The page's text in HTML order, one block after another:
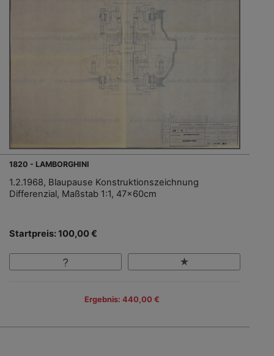
1820 - LAMBORGHINI
1.2.1968, Blaupause Konstruktionszeichnung
Differenzial, Maßstab 1:1, 47x60cm
Startpreis: 100,00 €
Ergebnis: 440,00 €